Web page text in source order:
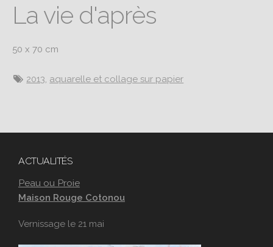
La vie d'après
50 x 70 cm
2013, aquarelle et collage sur papier
ACTUALITÉS
Peau ou Proie
Maison Rouge Cotonou
Vernissage le 21 mai